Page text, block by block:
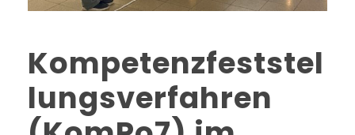
Kompetenzfeststel
lungsverfahren